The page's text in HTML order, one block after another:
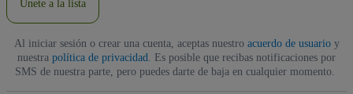
Únete a la lista
Al iniciar sesión o crear una cuenta, aceptas nuestro acuerdo de usuarioy
nuestra política de privacidad . Es posible que recibas notificaciones por
SMS de nuestra parte, pero puedes darte de baja en cualquier momento.